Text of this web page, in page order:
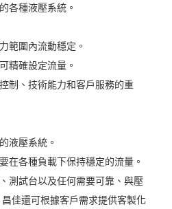
各種液壓系統。
範圍內流動穩定。
精確設定流量。
制、技術能力和客戶服務的重
液壓系統。
在各種負載下保持穩定的流量。
測試台以及任何需要可靠、與壓
佳還可根據客戶需求提供客製化